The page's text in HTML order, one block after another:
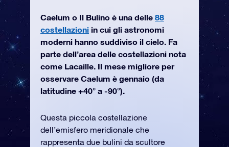
Caelum o Il Bulino è una delle 88
costellazioni in cui gli astronomi
moderni hanno suddiviso il cielo. Fa
parte dell’area delle costellazioni nota
come Lacaille. Il mese migliore per
osservare Caelum è gennaio (da
latitudine +40° a -90°).
Questa piccola costellazione
dell’emisfero meridionale che
rappresenta due bulini da scultore